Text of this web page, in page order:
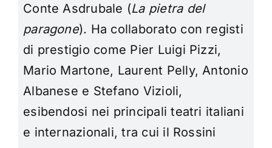
Conte Asdrubale (La pietra del
paragone). Ha collaborato con registi
di prestigio come Pier Luigi Pizzi,
Mario Martone, Laurent Pelly, Antonio
Albanese e Stefano Vizioli,
esibendosi nei principali teatri italiani
e internazionali, tra cui il Rossini